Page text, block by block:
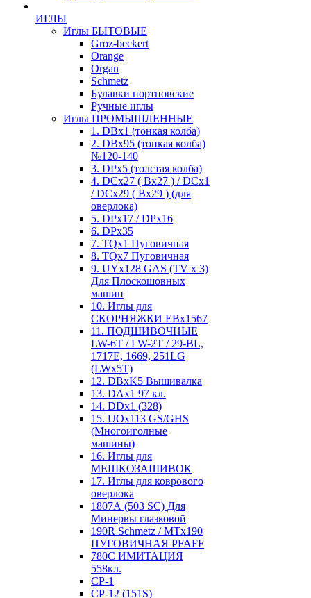
ИГЛЫ
Иглы БЫТОВЫЕ
Groz-beckert
Orange
Organ
Schmetz
Булавки портновские
Ручные иглы
Иглы ПРОМЫШЛЕННЫЕ
1. DBx1 (тонкая колба)
2. DBx95 (тонкая колба)
№120-140
3. DPx5 (толстая колба)
4. DCx27 ( Bx27 ) / DCx1
/ DCx29 ( Bx29 ) (для
оверлока)
5. DPx17 / DPx16
6. DPx35
7. TQx1 Пуговичная
8. TQx7 Пуговичная
9. UYx128 GAS (TV x 3)
Для Плоскошовных
машин
10. Иглы для
СКОРНЯЖКИ EBx1567
11. ПОДШИВОЧНЫЕ
LW-6T / LW-2T / 29-BL,
1717E, 1669, 251LG
(LWx5T)
12. DBxK5 Вышивалка
13. DAx1 97 кл.
14. DDx1 (328)
15. UOx113 GS/GHS
(Многоиголные
машины)
16. Иглы для
МЕШКОЗАШИВОК
17. Иглы для коврового
оверлока
1807А (503 SC) Для
Минервы глазковой
190R Schmetz / MTx190
ПУГОВИЧНАЯ PFAFF
780С ИМИТАЦИЯ
558кл.
CP-1
CP-12 (151S)